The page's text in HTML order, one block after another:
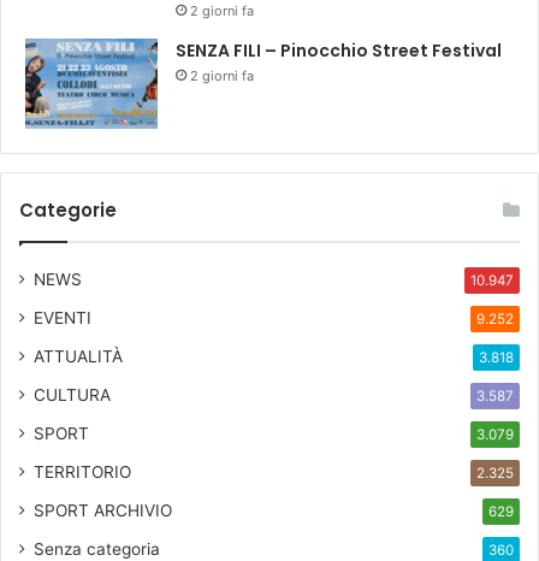
2 giorni fa
SENZA FILI – Pinocchio Street Festival
2 giorni fa
Categorie
NEWS 10.947
EVENTI 9.252
ATTUALITÀ 3.818
CULTURA 3.587
SPORT 3.079
TERRITORIO 2.325
SPORT ARCHIVIO 629
Senza categoria 360